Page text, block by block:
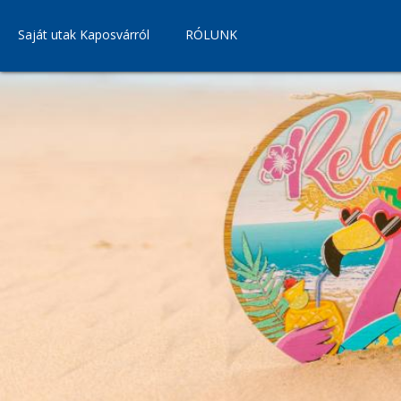
Saját utak Kaposvárról RÓLUNK